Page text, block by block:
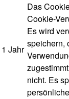
1 Jahr
Das
Cookie-
Es wird
speichern,
nicht. Es